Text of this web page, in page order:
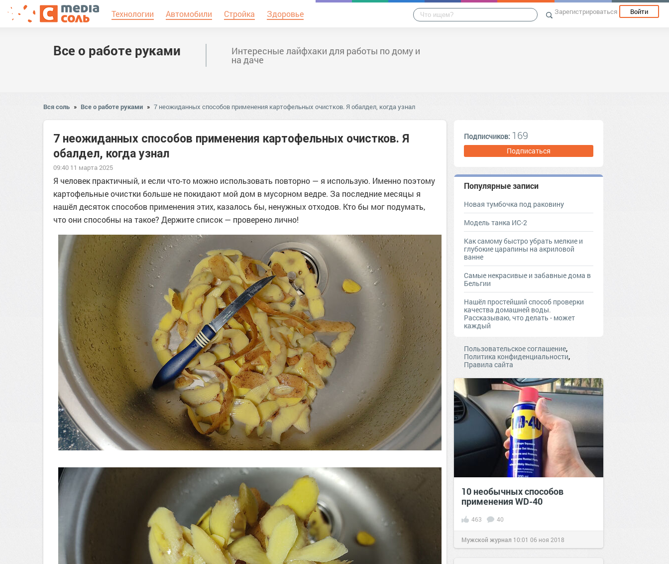
Технологии Автомобили Стройка Здоровье Зарегистрироваться Войти
Все о работе руками Интересные лайфхаки для работы по дому и
на даче
Вся соль » Все о работе руками » 7 неожиданных способов применения картофельных очистков. Я обалдел, когда узнал
7 неожиданных способов применения картофельных очистков. Я
обалдел, когда узнал
09:40 11 марта 2025
Я человек практичный, и если что-то можно использовать повторно — я использую. Именно поэтому
картофельные очистки больше не покидают мой дом в мусорном ведре. За последние месяцы я
нашёл десяток способов применения этих, казалось бы, ненужных отходов. Кто бы мог подумать,
что они способны на такое? Держите список — проверено лично!
Подписчиков: 169
Подписаться
Популярные записи
Новая тумбочка под раковину
Модель танка ИС-2
Как самому быстро убрать мелкие и
глубокие царапины на акриловой
ванне
Самые некрасивые и забавные дома в
Бельгии
Нашёл простейший способ проверки
качества домашней воды.
Рассказываю, что делать - может
каждый
Пользовательское соглашение,
Политика конфиденциальности,
Правила сайта
10 необычных способов
применения WD-40
463 40
Мужской журнал 10:01 06 ноя 2018